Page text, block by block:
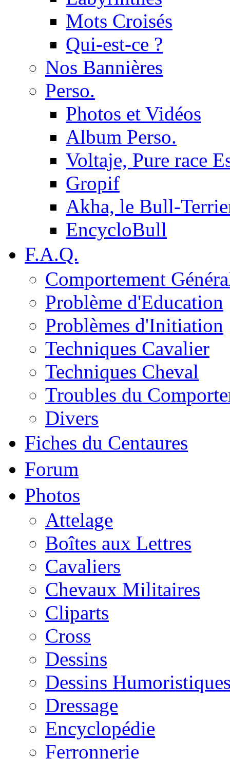
Mots Croisés
Qui-est-ce ?
Nos Bannières
Perso.
Photos et Vidéos
Album Perso.
Voltaje, Pure race
Gropif
Akha, le Bull-
EncycloBull
F.A.Q.
Comportement
Problème d'Education
Problèmes d'Initiation
Techniques Cavalier
Techniques Cheval
Troubles du
Divers
Fiches du Centaures
Forum
Photos
Attelage
Boîtes aux Lettres
Cavaliers
Chevaux Militaires
Cliparts
Cross
Dessins
Dessins
Dressage
Encyclopédie
Ferronnerie